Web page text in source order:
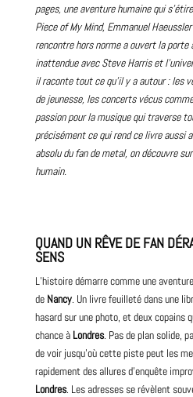
pages, une aventure humaine qui
Piece of My Mind, Emmanuel
rencontre hors norme a ouvert la porte
inattendue avec Steve Harris et
il raconte tout ce qu’il y a autour : les
de jeunesse, lesconcertsvécus
passion pour la musique qui traverse
précisément ce qui rend celivreaussi
absolu du fan demetal, on découvre
humain.
QUAND UN RÊVE DE FAN
SENS
L’histoire démarre comme une
de Nancy. Un livre feuilleté dans une
hasard sur unephoto, et deux copains
chance à Londres. Pas de plan solide,
de voir jusqu’où cette piste peut les
rapidement des allures d’enquête
Londres. Les adresses se révèlent